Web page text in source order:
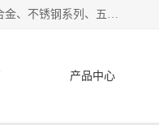
本公司坐落于中国广东省东莞市,长期批发供应铜合金，铝合金，锌合金，镁合金，私营独资企业，铜镍合金、不锈钢系列、五金冲压材料、进口金属材料、钨钢、高速钢、白钢刀、铝系列材料、铝镁合金、锰钢片等，启越是一家经国家相关部门批准注册的企业。公司以雄厚的实力、合理的厂家、优良的服务与多家企业建立了长期的合作关系。欢迎前来参观、考察、洽谈业务。 金属材料...,欢迎惠顾！
产品中心